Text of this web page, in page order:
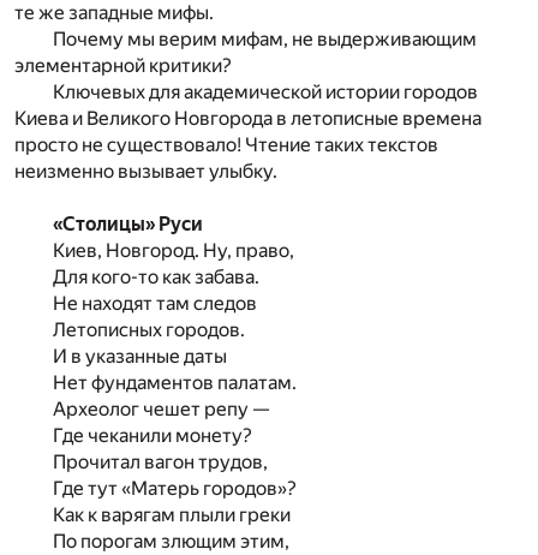
те же западные мифы.
Почему мы верим мифам, не выдерживающим
элементарной критики?
Ключевых для академической истории городов
Киева и Великого Новгорода в летописные времена
просто не существовало! Чтение таких текстов
неизменно вызывает улыбку.
«Столицы» Руси
Киев, Новгород. Ну, право,
Для кого-то как забава.
Не находят там следов
Летописных городов.
И в указанные даты
Нет фундаментов палатам.
Археолог чешет репу —
Где чеканили монету?
Прочитал вагон трудов,
Где тут «Матерь городов»?
Как к варягам плыли греки
По порогам злющим этим,